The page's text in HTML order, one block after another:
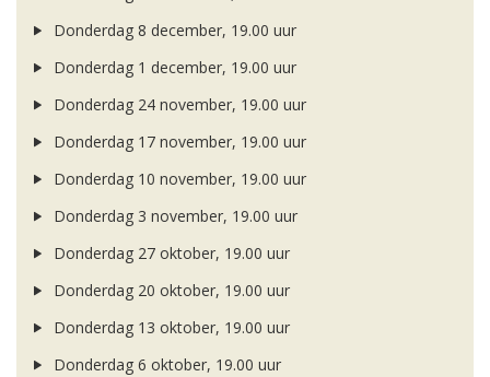
Donderdag 8 december, 19.00 uur
Donderdag 1 december, 19.00 uur
Donderdag 24 november, 19.00 uur
Donderdag 17 november, 19.00 uur
Donderdag 10 november, 19.00 uur
Donderdag 3 november, 19.00 uur
Donderdag 27 oktober, 19.00 uur
Donderdag 20 oktober, 19.00 uur
Donderdag 13 oktober, 19.00 uur
Donderdag 6 oktober, 19.00 uur